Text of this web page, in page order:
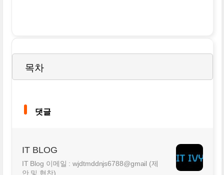
목차
댓글
IT BLOG
IT Blog 이메일 : wjdtmddnjs6788@gmail (제
안 및 협찬)